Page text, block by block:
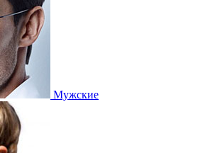
Мужские